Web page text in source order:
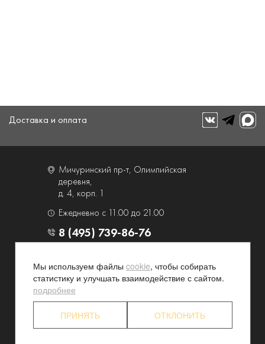
Доставка и оплата
Мичуринский пр-т, Олимпийская
деревня,
д. 4, корп. 1
Ежедневно с 11.00 до 21.00
8 (495) 739-86-76
Услуги
Контакты и схема проезда
Наши преимущества
Программа лояльности
Мы используем файлы cookie, чтобы собирать
статистику и улучшать взаимодействие с сайтом.
подробнее
ПРИНЯТЬ ОТКЛОНИТЬ